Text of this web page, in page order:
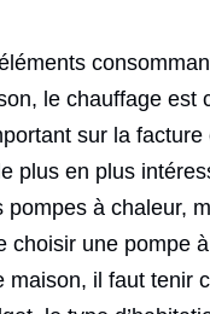
le chauffage est
sur la facture
plus en plus
pompes à chaleur,
choisir une pompe
maison, il faut tenir